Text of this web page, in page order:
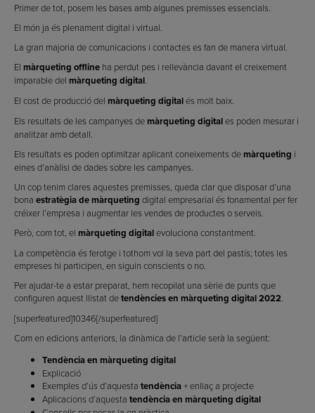
Primer de tot, posem les bases amb algunes premisses essencials.
El món ja és plenament digital i virtual.
La gran majoria de comunicacions i contactes es fan de manera virtual.
El màrqueting offline ha perdut pes i rellevància davant el creixement
imparable del màrqueting digital
El cost de producció del màrqueting digitalés molt baix.
Els resultats de les campanyes de màrqueting digitales poden mesurar i
analitzar amb detall.
Els resultats es poden optimitzar aplicant coneixements de màrqueting i
eines d’anàlisi de dades sobre les campanyes.
Un cop tenim clares aquestes premisses, queda clar que disposar d’una
bona estratègia de màrqueting digital empresarial és fonamental per fer
créixer l’empresa i augmentar les vendes de productes o serveis.
Però, com tot, el màrqueting digitalevoluciona constantment.
La competència és ferotge i tothom vol la seva part del pastís; totes les
empreses hi participen, en siguin conscients o no.
Per ajudar-te a estar preparat, hem recopilat una sèrie de punts que
configuren aquest llistat detendències en màrqueting digital 2022
[superfeatured]10346[/superfeatured]
Com en edicions anteriors, la dinàmica de l’article serà la següent:
Tendència en màrqueting digital
Explicació
Exemples d’ús d’aquesta tendència+ enllaç a projecte
Aplicacions d’aquesta tendència en màrqueting digital